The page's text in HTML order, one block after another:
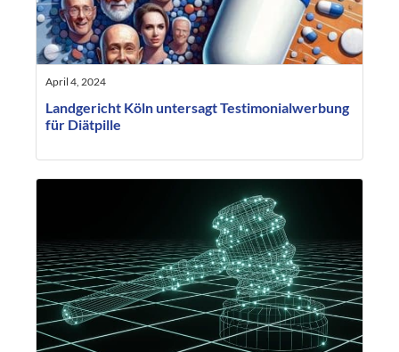
April 4, 2024
Landgericht Köln untersagt Testimonialwerbung
für Diätpille